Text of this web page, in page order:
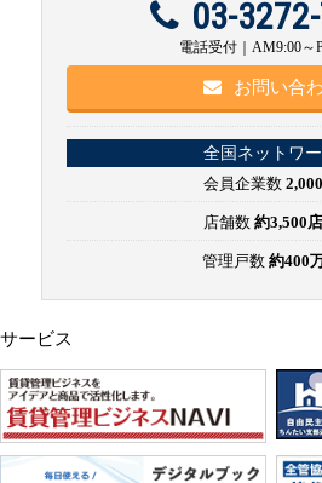
03-
電話受付｜AM9:00～
お問い合
全国ネットワ
会員企業数
店舗数 約3,500
管理戸数 約400
サービス